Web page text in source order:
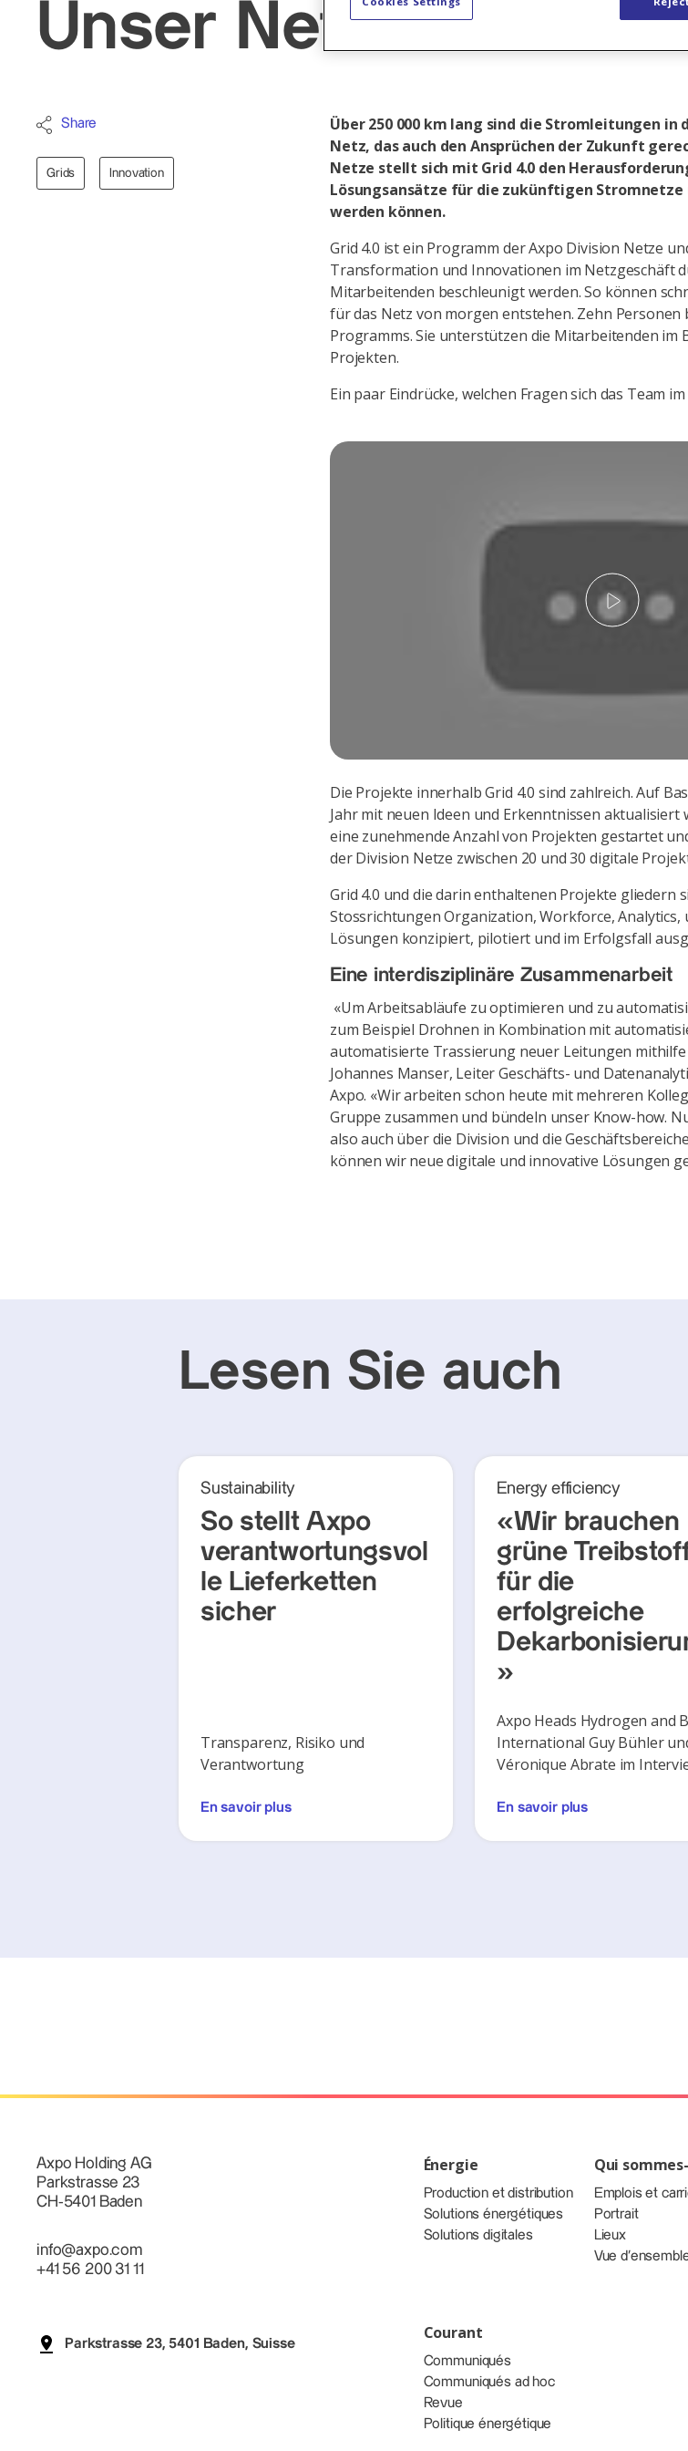
Unser Netz der
Share
Grids Innovation
Über 250 000 km lang sind die Stromleitungen in
Netz, das auch den Ansprüchen der Zukunft
Netze stellt sich mit Grid 4.0 den
Lösungsansätze für die zukünftigen Stromnetze
werden können.
Grid 4.0 ist ein Programm der Axpo Division Netze
Transformation und Innovationen im Netzgeschäft
Mitarbeitenden beschleunigt werden. So können
für das Netz von morgen entstehen. Zehn Personen
Programms. Sie unterstützen die Mitarbeitenden im
Projekten.
Ein paar Eindrücke, welchen Fragen sich das Team
Play
Die Projekte innerhalb Grid 4.0 sind zahlreich. Auf
Jahr mit neuen Ideen und Erkenntnissen aktualisiert
eine zunehmende Anzahl von Projekten gestartet
der Division Netze zwischen 20 und 30 digitale
Grid 4.0 und die darin enthaltenen Projekte gliedern
Stossrichtungen Organization, Workforce, Analytics,
Lösungen konzipiert, pilotiert und im Erfolgsfall
Eine interdisziplinäre Zusammenarbeit
«Um Arbeitsabläufe zu optimieren und zu
zum Beispiel Drohnen in Kombination mit
automatisierte Trassierung neuer Leitungen
Johannes Manser, Leiter Geschäfts- und
Axpo. «Wir arbeiten schon heute mit mehreren
Gruppe zusammen und bündeln unser Know-how.
also auch über die Division und die
können wir neue digitale und innovative Lösungen
Lesen Sie auch
Sustainability
So stellt Axpo
verantwortungsvol
le Lieferketten
sicher
Transparenz, Risiko und
Verantwortung
En savoir plus
Energy efficiency
«Wir brauchen
grüne
für die
erfolgreiche
»
Axpo Heads Hydrogen and
International Guy Bühler
Véronique Abrate im
En savoir plus
Axpo Holding AG
Parkstrasse 23
CH-5401 Baden
info@axpo.com
+41 56 200 31 11
Parkstrasse 23, 5401 Baden, Suisse
Énergie
Production et distribution
Solutions énergétiques
Solutions digitales
Qui
Emplois et
Portrait
Lieux
Vue
Courant
Communiqués
Communiqués ad hoc
Revue
Politique énergétique